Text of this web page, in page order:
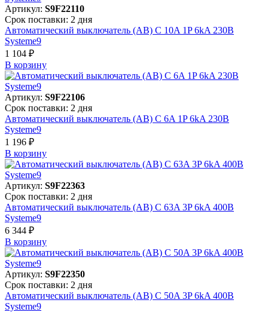
Артикул: S9F22110
Срок поставки: 2 дня
Автоматический выключатель (АВ) C 10A 1P 6kA 230В
Systeme9
1 104 ₽
В корзинy
Артикул: S9F22106
Срок поставки: 2 дня
Автоматический выключатель (АВ) C 6A 1P 6kA 230В
Systeme9
1 196 ₽
В корзинy
Артикул: S9F22363
Срок поставки: 2 дня
Автоматический выключатель (АВ) C 63A 3P 6kA 400В
Systeme9
6 344 ₽
В корзинy
Артикул: S9F22350
Срок поставки: 2 дня
Автоматический выключатель (АВ) C 50A 3P 6kA 400В
Systeme9